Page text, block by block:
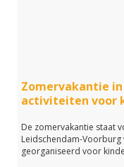
Zomervakantie
activiteiten voor
De zomervakantie staat
Leidschendam-
georganiseerd voor